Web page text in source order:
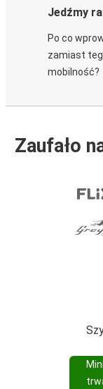
Jedźmy
Po co
zamiast
mobilność?
Zaufało